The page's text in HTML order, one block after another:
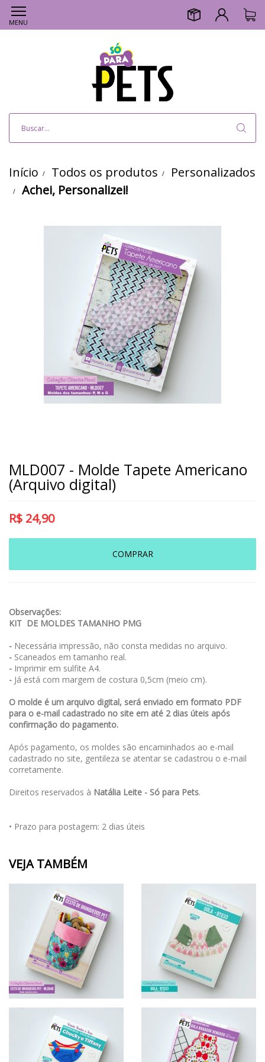
MENU
Início Todos os produtos
Personalizados
Achei, Personalizei!
MLD007 - Molde Tapete Americano
(Arquivo digital)
R$ 24,90
COMPRAR
Observações:
KIT DE MOLDES TAMANHO PMG
- Necessária impressão, não consta medidas no arquivo.
- Scaneados em tamanho real.
- Imprimir em sulfite A4.
- Já está com margem de costura 0,5cm (meio cm).
O molde é um arquivo digital, será enviado em formato PDF
para o e-mail cadastrado no site em até 2 dias úteis após
confirmação do pagamento.
Após pagamento, os moldes são encaminhados ao e-mail
cadastrado no site, gentileza se atentar se cadastrou o e-mail
corretamente.
Direitos reservados à Natália Leite - Só para Pets.
• Prazo para postagem: 2 dias úteis
VEJA TAMBÉM